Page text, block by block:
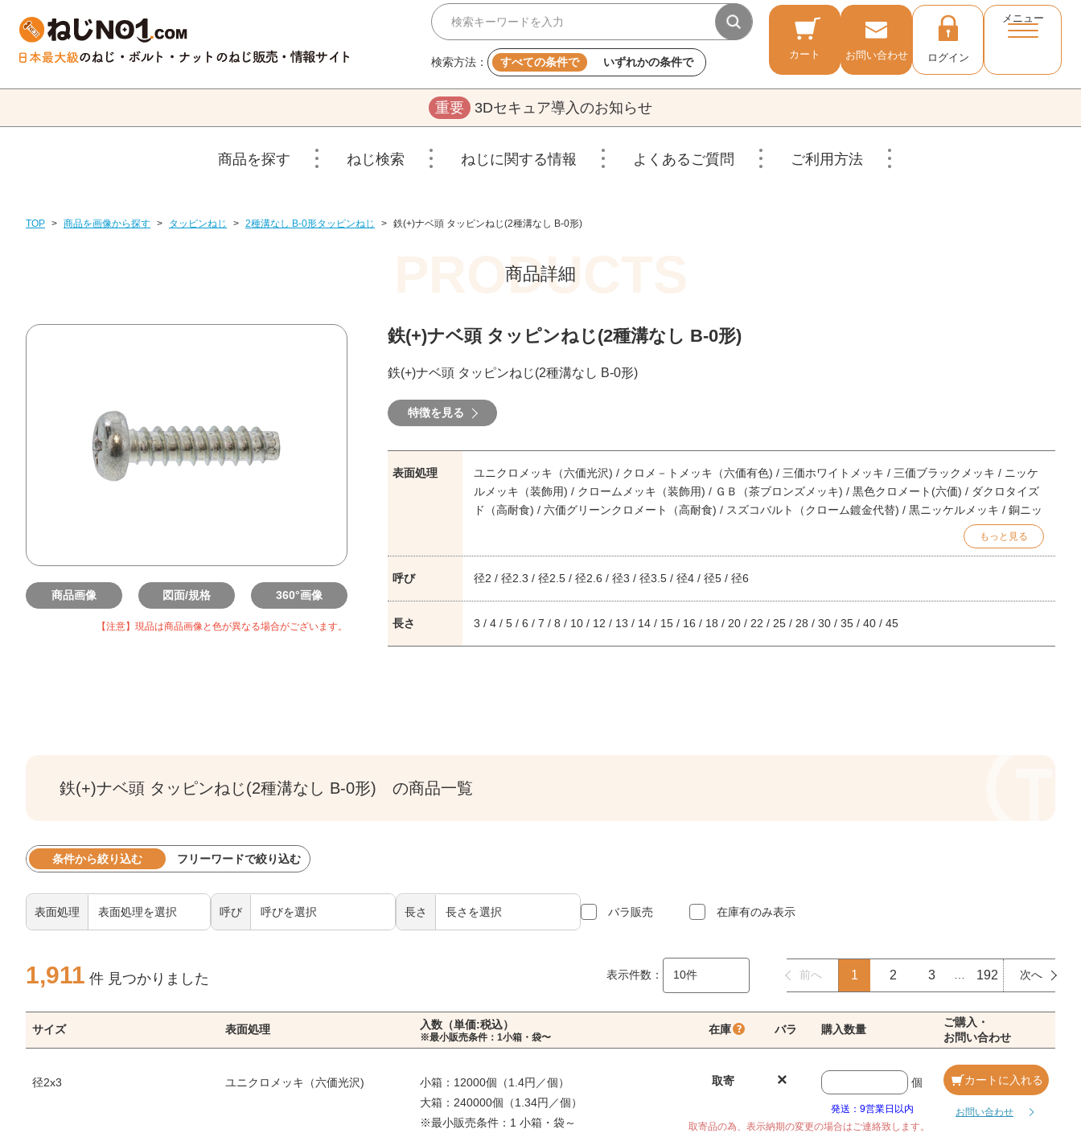
検索方法： すべての条件で いずれかの条件で
カート お問い合わせ ログイン
メニュー
重要 3Dセキュア導入のお知らせ
商品を探す ねじ検索 ねじに関する情報 よくあるご質問 ご利用方法
TOP > 商品を画像から探す > タッピンねじ > 2種溝なし B-0形タッピンねじ > 鉄(+)ナベ頭 タッピンねじ(2種溝なし B-0形)
商品詳細
商品画像 図面/規格 360°画像
【注意】現品は商品画像と色が異なる場合がございます。
鉄(+)ナベ頭 タッピンねじ(2種溝なし B-0形)
鉄(+)ナベ頭 タッピンねじ(2種溝なし B-0形)
特徴を見る
表面処理
ユニクロメッキ（六価光沢) / クロメ－トメッキ（六価有色) / 三価ホワイトメッキ / 三価ブラックメッキ / ニッケ
ルメッキ（装飾用) / クロームメッキ（装飾用) / ＧＢ（茶ブロンズメッキ) / 黒色クロメート(六価) / ダクロタイズ
ド（高耐食) / 六価グリーンクロメート（高耐食) / スズコバルト（クローム鍍金代替) / 黒ニッケルメッキ / 銅ニッ
ケルクローム / 銅下ニッケルメッキ / スズメッキ(光沢あり) / 8μ三価ブラックメッキ / ジオメット(シルバー色) /
三価ステンコート / 頭部白塗装(下地ユニクロ) / 頭部白塗装(下地三価白) / 頭部艶消白塗装(下地ユニクロ) / 頭部艶
部艶消黒塗装(下地三価白) / 頭部アイボリー塗装(下地ユニクロ) / 頭部アイボリー塗装(下地三価白) / 頭部シルバ
ー塗装(下地ユニクロ) / 頭部シルバー塗装(下地三価白) / 生地(焼き) / ノンクロムメッキ白 / ノンクロムメッキ黒 /
ノンウィスカ三価ホワイト / ゼロクロムSB(黒) / 三価ホワイトZECコート / 三価ブラックZECコート
もっと見る
呼び 径2 / 径2.3 / 径2.5 / 径2.6 / 径3 / 径3.5 / 径4 / 径5 / 径6
長さ 3 / 4 / 5 / 6 / 7 / 8 / 10 / 12 / 13 / 14 / 15 / 16 / 18 / 20 / 22 / 25 / 28 / 30 / 35 / 40 / 45
鉄(+)ナベ頭 タッピンねじ(2種溝なし B-0形) の商品一覧
条件から絞り込む フリーワードで絞り込む
表面処理 呼び 長さ バラ販売 在庫有のみ表示
1,911 件 見つかりました 表示件数： 前へ 1 2 3 192 次へ
サイズ 表面処理 入数（単価:税込）
※最小販売条件：1小箱・袋〜
在庫 バラ 購入数量
ご購入・
お問い合わせ
径2x3 ユニクロメッキ（六価光沢)
小箱：12000個（1.4円／個）
大箱：240000個（1.34円／個）
※最小販売条件：1 小箱・袋～
取寄 × 個
発送：9営業日以内
取寄品の為、表示納期の変更の場合はご連絡致します。
カートに入れる
お問い合わせ